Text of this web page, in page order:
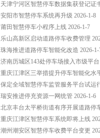
天津宁河区智慧停车数据集获登记证
安阳市智慧停车系统再升级 2026-1-8
莆田智慧停车小程序上线 2026-1-7
乐山高新区启动道路停车收费管理
珠海推进道路停车智能化改造 2026-1-
济南历城区143处停车场接入市级平台
重庆江津区三举措提升停车智能化水
保定全域智慧停车监管服务平台试运
瑞安推进停充资源一网统管 2026-1-6
北京丰台太平桥街道有序开展道路停
重庆江津区智慧停车系统即将上线
潮州潮安区智慧停车收费平台变更